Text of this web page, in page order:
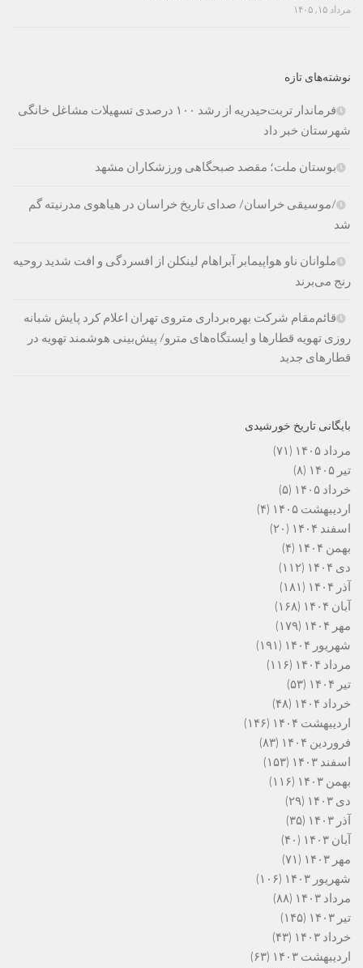
مرداد ۱۵, ۱۴۰۵
نوشته‌های تازه
فرماندار تربت‌حیدریه از رشد ۱۰۰ درصدی تسهیلات مشاغل خانگی
شهرستان خبر داد
بوستان ملت؛ مقصد صبحگاهی ورزشکاران مشهد
/موسیقی خراسان/ صدای تاریخ خراسان در هیاهوی مدرنیته گم
شد
ملوانان ناو هواپیمابر آبراهام لینکلن از افسردگی و افت شدید روحیه
رنج می‌برند
قائم‌مقام شرکت بهره‌برداری متروی تهران اعلام کرد پایش شبانه
روزی تهویه قطارها و ایستگاه‌های مترو/ پیش‌بینی هوشمند تهویه در
قطارهای جدید
بایگانی تاریخ خورشیدی
مرداد ۱۴۰۵
(۷۱)
تیر ۱۴۰۵
(۸)
خرداد ۱۴۰۵
(۵)
اردیبهشت ۱۴۰۵
(۴)
اسفند ۱۴۰۴
(۲۰)
بهمن ۱۴۰۴
(۴)
دی ۱۴۰۴
(۱۱۲)
آذر ۱۴۰۴
(۱۸۱)
آبان ۱۴۰۴
(۱۶۸)
مهر ۱۴۰۴
(۱۷۹)
شهریور ۱۴۰۴
(۱۹۱)
مرداد ۱۴۰۴
(۱۱۶)
تیر ۱۴۰۴
(۵۳)
خرداد ۱۴۰۴
(۴۸)
اردیبهشت ۱۴۰۴
(۱۴۶)
فروردین ۱۴۰۴
(۸۳)
اسفند ۱۴۰۳
(۱۵۳)
بهمن ۱۴۰۳
(۱۱۶)
دی ۱۴۰۳
(۲۹)
آذر ۱۴۰۳
(۳۵)
آبان ۱۴۰۳
(۴۰)
مهر ۱۴۰۳
(۷۱)
شهریور ۱۴۰۳
(۱۰۶)
مرداد ۱۴۰۳
(۸۸)
تیر ۱۴۰۳
(۱۴۵)
خرداد ۱۴۰۳
(۴۳)
اردیبهشت ۱۴۰۳
(۶۳)